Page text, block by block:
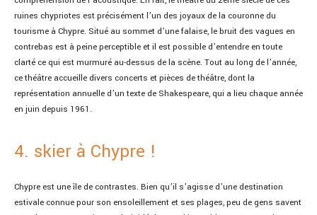
ruines chypriotes est précisément l’un des joyaux de la couronne du
tourisme à Chypre. Situé au sommet d’une falaise, le bruit des vagues en
contrebas est à peine perceptible et il est possible d’entendre en toute
clarté ce qui est murmuré au-dessus de la scène. Tout au long de l’année,
ce théâtre accueille divers concerts et pièces de théâtre, dont la
représentation annuelle d’un texte de Shakespeare, qui a lieu chaque année
en juin depuis 1961.
4. skier à Chypre !
Chypre est une île de contrastes. Bien qu’il s’agisse d’une destination
estivale connue pour son ensoleillement et ses plages, peu de gens savent